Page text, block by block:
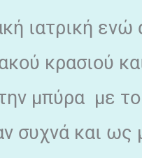
ιατρική ενώ
κρασιού
μπύρα με το
συχνά και ως